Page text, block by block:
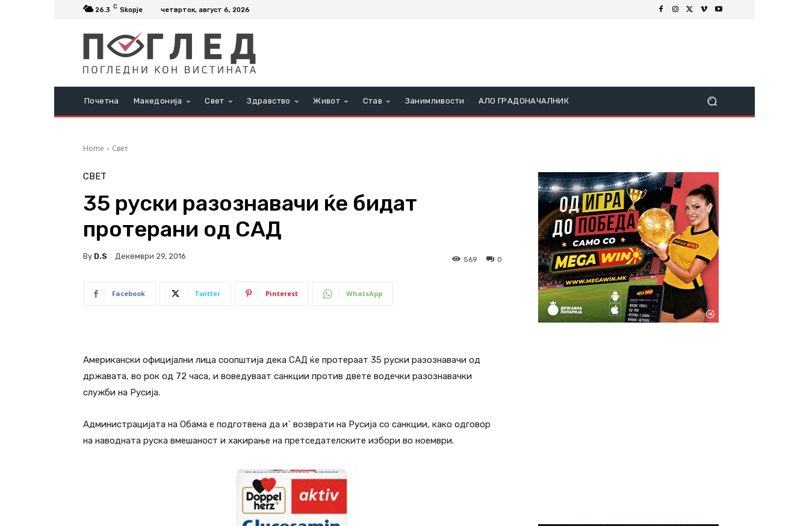
26.3 C Skopje четврток, август 6, 2026
Почетна Македонија Свет Здравство Живот Став Занимливости АЛО ГРАДОНАЧАЛНИК
Home Свет
СВЕТ
35 руски разознавачи ќе бидат
протерани од САД
By D.S Декември 29, 2016 0
569
Facebook Twitter Pinterest WhatsApp
Американски официјални лица соопштија дека САД ќе протераат 35 руски разознавачи од
државата, во рок од 72 часа, и воведуваат санкции против двете водечки разознавачки
служби на Русија.
Администрацијата на Обама е подготвена да и` возврати на Русија со санкции, како одговор
на наводната руска вмешаност и хакирање на претседателските избори во ноември.